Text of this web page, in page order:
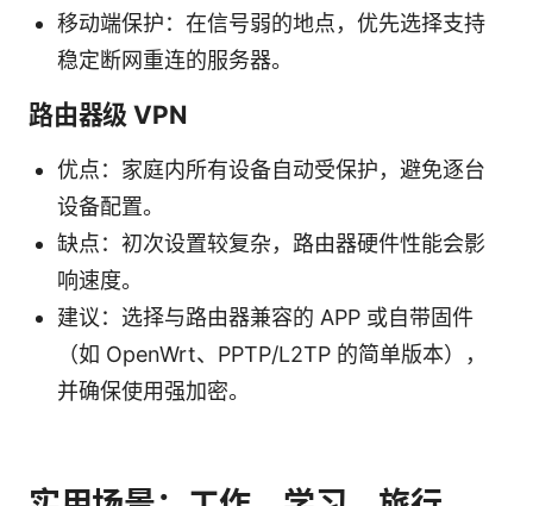
移动端保护：在信号弱的地点，优先选择支持
稳定断网重连的服务器。
路由器级 VPN
优点：家庭内所有设备自动受保护，避免逐台
设备配置。
缺点：初次设置较复杂，路由器硬件性能会影
响速度。
建议：选择与路由器兼容的 APP 或自带固件
（如 OpenWrt、PPTP/L2TP 的简单版本），
并确保使用强加密。